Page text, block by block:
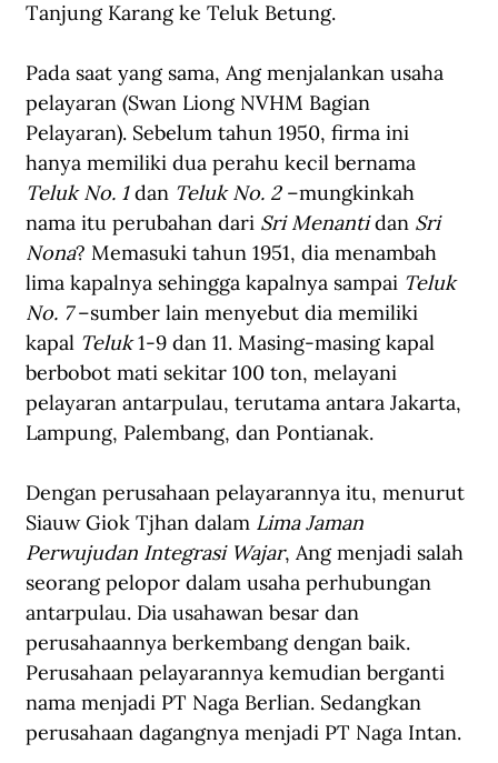
Tanjung Karang ke Teluk Betung.
Pada saat yang sama, Ang menjalankan usaha
pelayaran (Swan Liong NVHM Bagian
Pelayaran). Sebelum tahun 1950, firma ini
hanya memiliki dua perahu kecil bernama
Teluk No. 1 dan Teluk No. 2 –mungkinkah
nama itu perubahan dari Sri Menanti dan Sri
Nona? Memasuki tahun 1951, dia menambah
lima kapalnya sehingga kapalnya sampai Teluk
No. 7 –sumber lain menyebut dia memiliki
kapal Teluk 1-9 dan 11. Masing-masing kapal
berbobot mati sekitar 100 ton, melayani
pelayaran antarpulau, terutama antara Jakarta,
Lampung, Palembang, dan Pontianak.
Dengan perusahaan pelayarannya itu, menurut
Siauw Giok Tjhan dalam Lima Jaman
Perwujudan Integrasi Wajar, Ang menjadi salah
seorang pelopor dalam usaha perhubungan
antarpulau. Dia usahawan besar dan
perusahaannya berkembang dengan baik.
Perusahaan pelayarannya kemudian berganti
nama menjadi PT Naga Berlian. Sedangkan
perusahaan dagangnya menjadi PT Naga Intan.